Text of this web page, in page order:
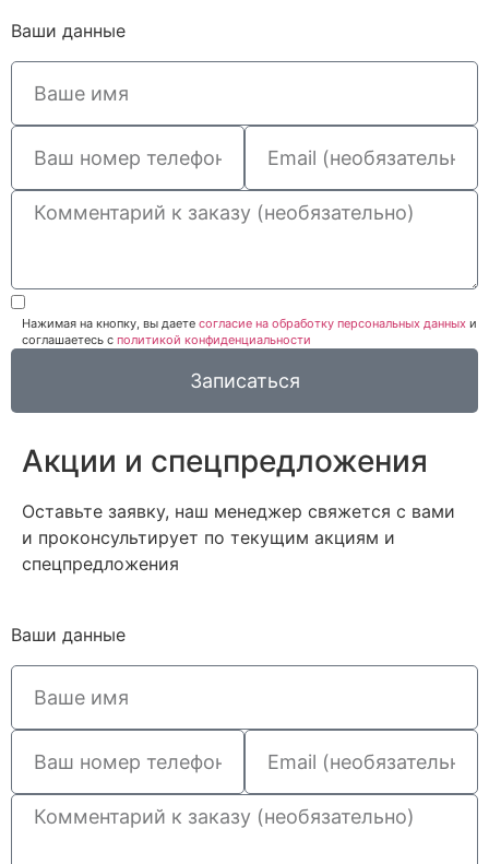
Ваши данные
Нажимая на кнопку, вы даете согласие на обработку персональных данных и
соглашаетесь c политикой конфиденциальности
Записаться
Акции и спецпредложения
Оставьте заявку, наш менеджер свяжется с вами
и проконсультирует по текущим акциям и
спецпредложения
Ваши данные